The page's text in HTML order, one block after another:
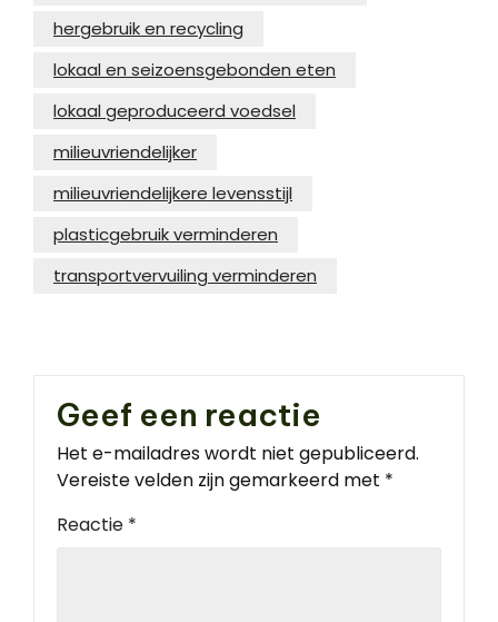
hergebruik en recycling
lokaal en seizoensgebonden eten
lokaal geproduceerd voedsel
milieuvriendelijker
milieuvriendelijkere levensstijl
plasticgebruik verminderen
transportvervuiling verminderen
Geef een reactie
Het e-mailadres wordt niet gepubliceerd.
Vereiste velden zijn gemarkeerd met *
Reactie *